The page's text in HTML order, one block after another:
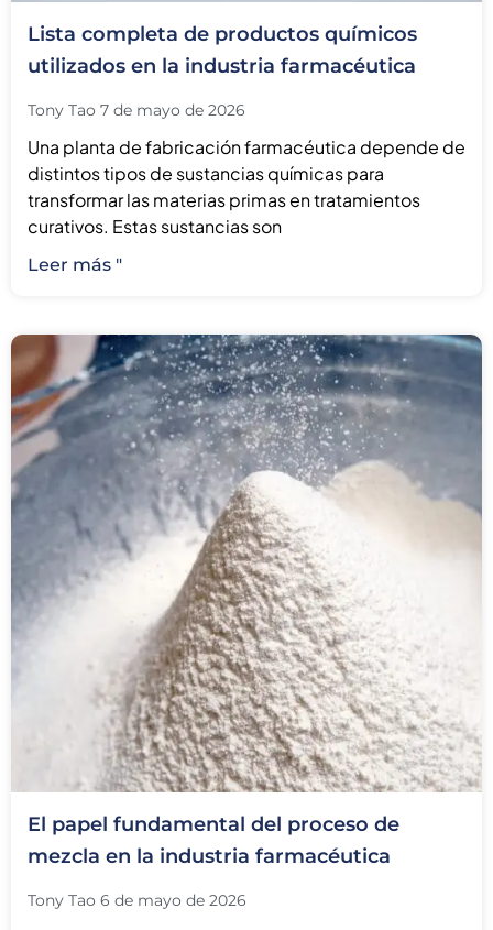
Lista completa de productos químicos
utilizados en la industria farmacéutica
Tony Tao 7 de mayo de 2026
Una planta de fabricación farmacéutica depende de
distintos tipos de sustancias químicas para
transformar las materias primas en tratamientos
curativos. Estas sustancias son
Leer más "
El papel fundamental del proceso de
mezcla en la industria farmacéutica
Tony Tao 6 de mayo de 2026